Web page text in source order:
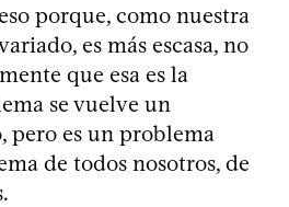
porque, como nuestra
es más escasa, no
que esa es la
se vuelve un
pero es un problema
de todos nosotros, de